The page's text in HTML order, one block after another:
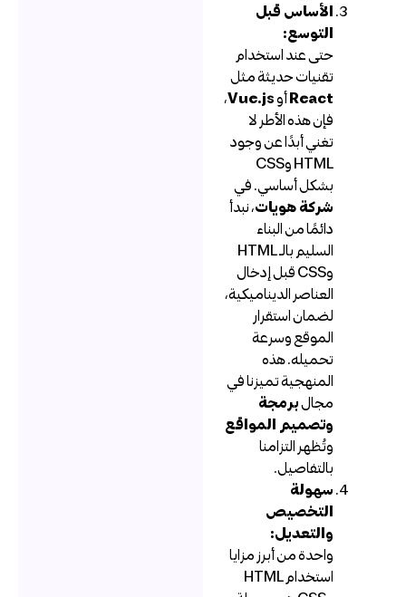
الأساس قبل
التوسع:
حتى عند استخدام
تقنيات حديثة مثل
ReactأوVue.js،
فإن هذه الأطر لا
تغني أبدًا عن وجود
HTML وCSS
بشكل أساسي. في
شركة هويات، نبدأ
دائمًا من البناء
السليم بالـ HTML
وCSS قبل إدخال
العناصر الديناميكية،
لضمان استقرار
الموقع وسرعة
تحميله. هذه
المنهجية تميزنا في
برمجة
وتصميم المواقع
وتُظهر التزامنا
بالتفاصيل.
سهولة
التخصيص
والتعديل:
واحدة من أبرز مزايا
استخدام HTML